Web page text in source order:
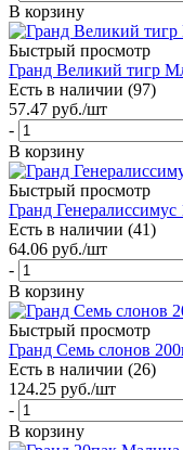
В корзину
Быстрый просмотр
Гранд Великий тигр
Есть в наличии (97)
57.47 руб./шт
-
В корзину
Быстрый просмотр
Гранд
Есть в наличии (41)
64.06 руб./шт
-
В корзину
Быстрый просмотр
Гранд Семь слонов
Есть в наличии (26)
124.25 руб./шт
-
В корзину